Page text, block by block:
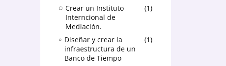
Crear un Instituto
Interncional de
Mediación.
1
Diseñar y crear la
infraestructura de un
Banco de Tiempo
1